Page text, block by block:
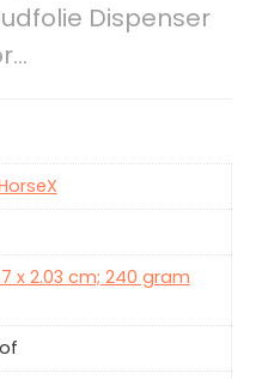
Dispenser
x 2.03 cm; 240 gram